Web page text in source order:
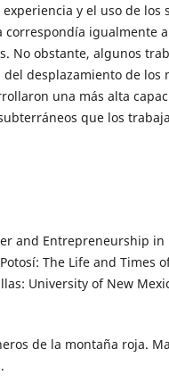
y el uso de los
correspondía igualmente
No obstante, algunos
desplazamiento de los
una más alta
que los
and Entrepreneurship in
The Life and Times
University of New
de la montaña roja.